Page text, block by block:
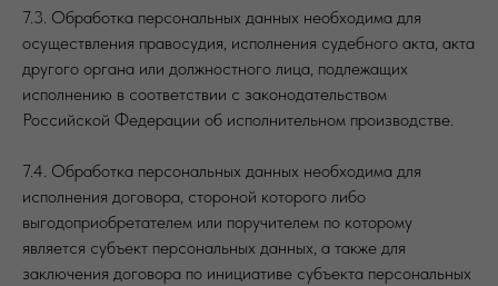
7.3. Обработка персональных данных необходима для
осуществления правосудия, исполнения судебного акта, акта
другого органа или должностного лица, подлежащих
исполнению в соответствии с законодательством
Российской Федерации об исполнительном производстве.
7.4. Обработка персональных данных необходима для
исполнения договора, стороной которого либо
выгодоприобретателем или поручителем по которому
является субъект персональных данных, а также для
заключения договора по инициативе субъекта персональных